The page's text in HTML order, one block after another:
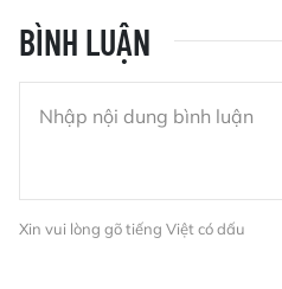
BÌNH LUẬN
Xin vui lòng gõ tiếng Việt có dấu